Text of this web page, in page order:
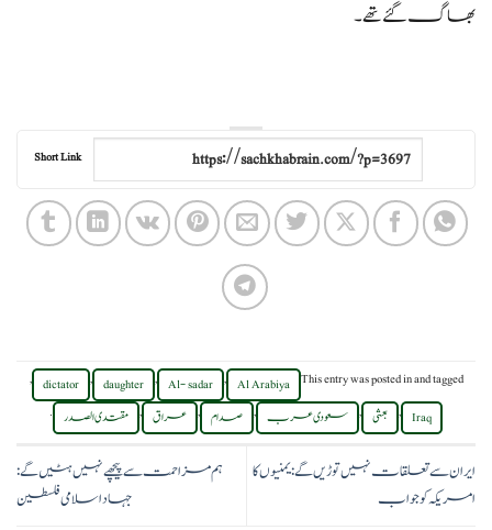
بھاگ گئے تھے۔
Short Link
This entry was posted inand tagged
Al Arabiya
,
Al- sadar
,
daughter
,
dictator
,
Iraq
, بعثی , سعودی عرب , صدام , عراق , مقتدی الصدر .
ایران سے تعلقات نہیں توڑیں گے:یمنیوں کا
امریکہ کو جواب
ہم مزاحمت سے پیچھے نہیں ہٹیں گے:
جہاد اسلامی فلسطین